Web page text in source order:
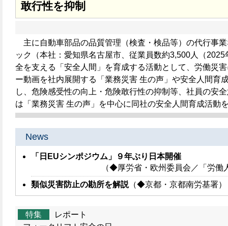
敢行性を抑制
主に自動車部品の品質管理（検査・検品等）の代行事
ック（本社：愛知県名古屋市、従業員数約3,500人（
全を支える「安全人間」を育成する活動として、労働災
ー動画を社内展開する「業務災害 生の声」や安全人間育
し、危険感受性の向上・危険敢行性の抑制等、社員の
は「業務災害 生の声」を中心に同社の安全人間育成活動
News
「日EUシンポジウム」９年ぶり日本開催
（◆厚労省・欧州委員会／「労働
類似災害防止の勘所を解説（◆京都・京都南労基署）
特集
レポート